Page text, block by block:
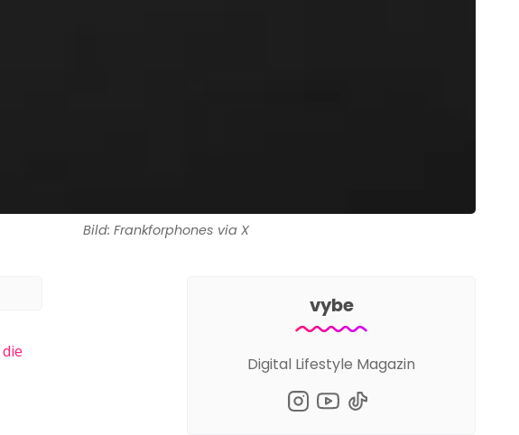
Bild: Frankforphones via X
die
vybe
Digital Lifestyle Magazin